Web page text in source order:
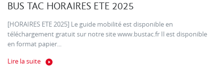
BUS TAC HORAIRES ETE 2025
[HORAIRES ETE 2025] Le guide mobilité est disponible en
téléchargement gratuit sur notre site www.bustac.fr Il est disponible
en format papier...
Lire la suite